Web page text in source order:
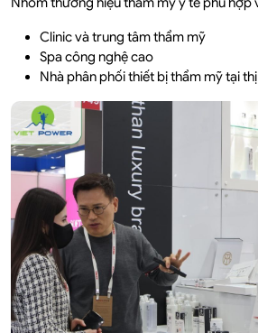
Clinic và trung tâm thẩm mỹ
Spa công nghệ cao
Nhà phân phối thiết bị thẩm mỹ tại